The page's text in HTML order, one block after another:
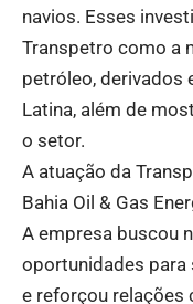
navios. Esses
Transpetro como a
petróleo, derivados
Latina, além de
o setor.
A atuação da
Bahia Oil & Gas
A empresa buscou
oportunidades
e reforçou relações